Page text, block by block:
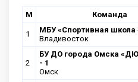
М Команда
1
МБУ «Спортивная школа
Владивосток
2
БУ ДО города Омска
- 1
Омск